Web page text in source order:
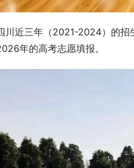
川近三年（2021-2024）的
年的高考志愿填报。